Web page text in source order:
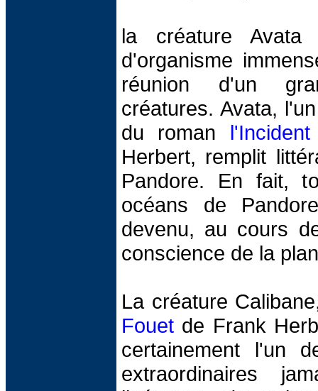
la créature
d'organisme
réunion d'un
créatures. Avata,
du roman
Herbert, remplit
Pandore. En fait,
océans de
devenu, au cours
conscience de la
La créature
Fouet de Frank
certainement l'un
extraordinaires